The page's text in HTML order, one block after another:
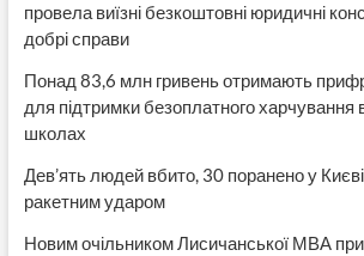
провела виїзні безкоштовні юридичні
добрі справи
Понад 83,6 млн гривень отримають
для підтримки безоплатного харчування
школах
Дев’ять людей вбито, 30 поранено у
ракетним ударом
Новим очільником Лисичанської МВА